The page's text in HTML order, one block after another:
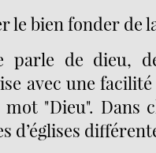
le bien fonder de
de dieu,
avec une
"Dieu". Dans
d’églises